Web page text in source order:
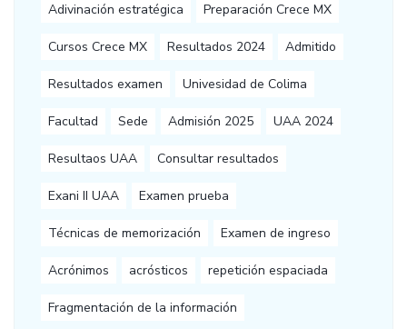
Adivinación estratégica Preparación Crece MX
Cursos Crece MX Resultados 2024 Admitido
Resultados examen Univesidad de Colima
Facultad Sede Admisión 2025 UAA 2024
Resultaos UAA Consultar resultados
Exani II UAA Examen prueba
Técnicas de memorización Examen de ingreso
Acrónimos acrósticos repetición espaciada
Fragmentación de la información